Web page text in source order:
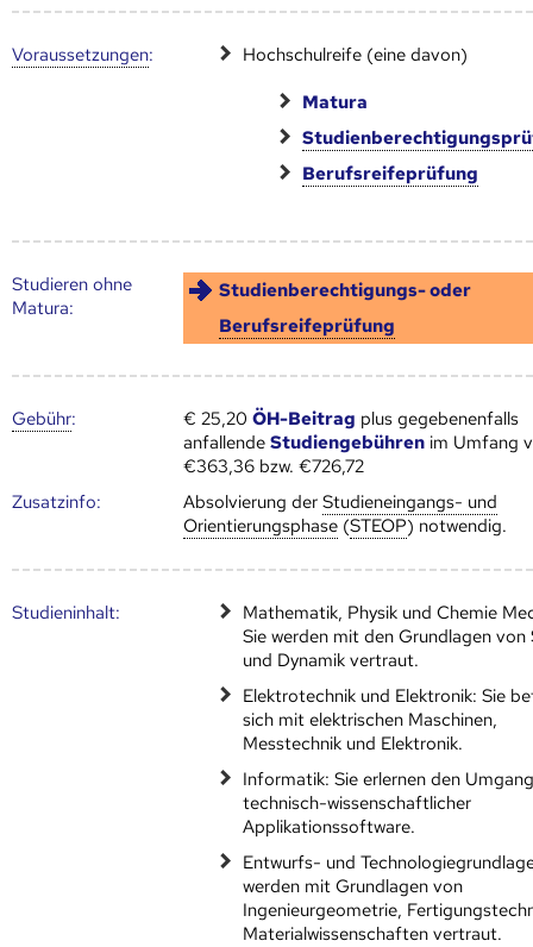
Voraus­setzungen: Hochschulreife (eine davon)
Matura
Berufsreifeprüfung
Studieren ohne
Matura:
Studienberechtigungs- oder
Berufsreifeprüfung
Gebühr: € 25,20ÖH-Beitrag plus gegebenenfalls
anfallendeStudiengebühren im Umfang
€363,36 bzw. €726,72
Zusatz­info:
Absolvierung derStudieneingangs- und
Orientierungsphase (STEOP) notwendig.
Studien­inhalt:
Mathematik, Physik und Chemie
Sie werden mit den Grundlagen von
und Dynamik vertraut.
Elektrotechnik und Elektronik: Sie
sich mit elektrischen Maschinen,
Messtechnik und Elektronik.
Informatik: Sie erlernen den
technisch-wissenschaftlicher
Applikationssoftware.
Entwurfs- und
werden mit Grundlagen von
Ingenieurgeometrie,
Materialwissenschaften vertraut.